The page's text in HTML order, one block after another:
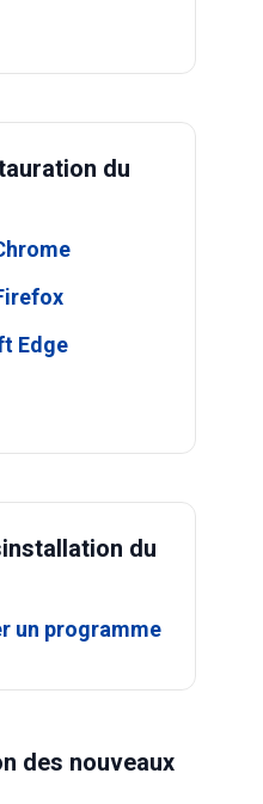
du
Edge
du
un programme
des nouveaux